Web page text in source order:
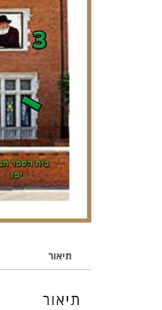
תיאור
תיאור